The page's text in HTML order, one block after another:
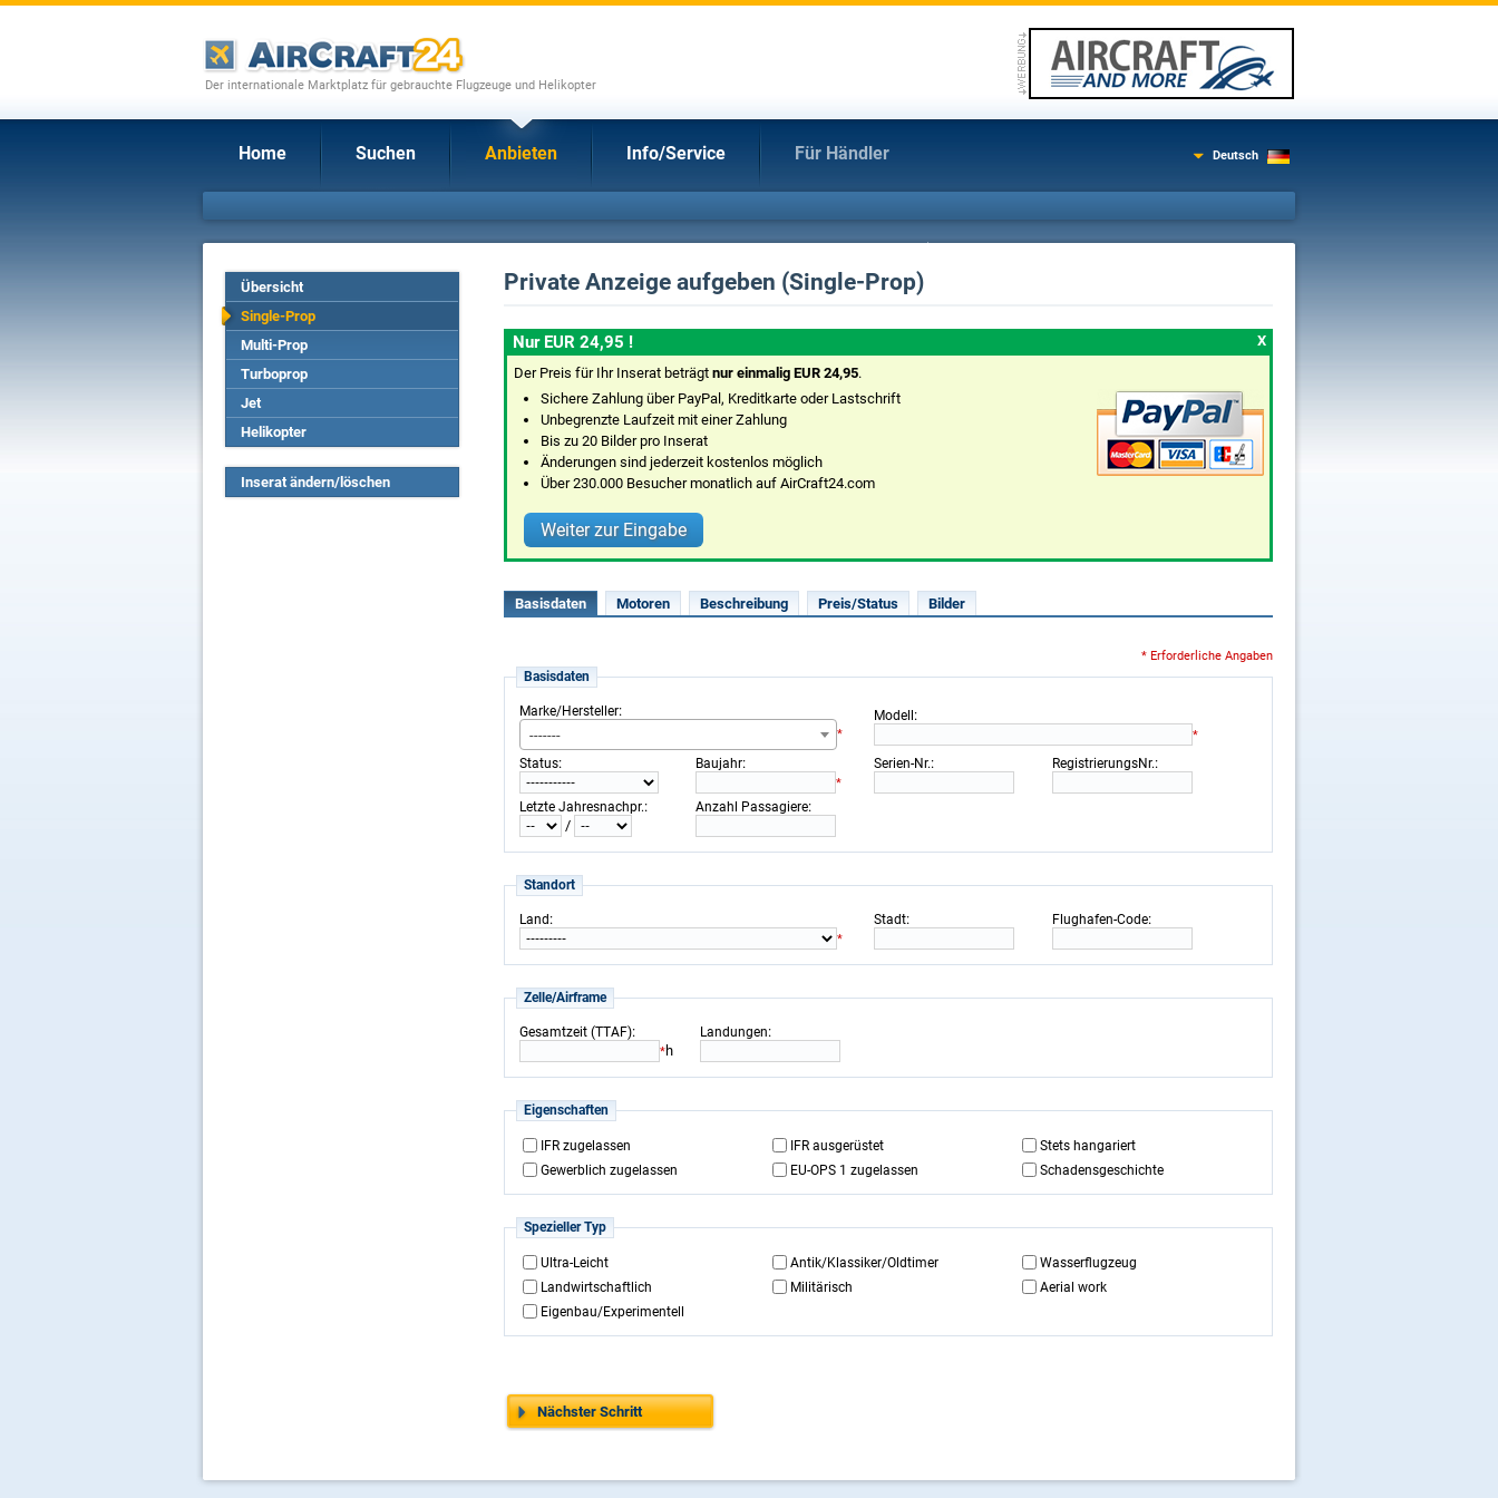
Der internationale Marktplatz für gebrauchte Flugzeuge und Helikopter
Home Suchen Anbieten Info/Service Für Händler Deutsch
Übersicht
Single-Prop
Multi-Prop
Turboprop
Jet
Helikopter
Inserat ändern/löschen
Private Anzeige aufgeben (Single-Prop)
X
Nur EUR 24,95 !
Der Preis für Ihr Inserat beträgt nur einmalig EUR 24,95.
Sichere Zahlung über PayPal, Kreditkarte oder Lastschrift
Unbegrenzte Laufzeit mit einer Zahlung
Bis zu 20 Bilder pro Inserat
Änderungen sind jederzeit kostenlos möglich
Über 230.000 Besucher monatlich auf AirCraft24.com
Weiter zur Eingabe
Basisdaten Motoren Beschreibung Preis/Status Bilder
* Erforderliche Angaben
Basisdaten
Marke/Hersteller:
-------
*
Modell :
*
Status: Baujahr:
*
Serien-Nr.: RegistrierungsNr.:
Letzte Jahresnachpr.:
/
Anzahl Passagiere:
Standort
Land :
*
Stadt: Flughafen-Code:
Zelle/Airframe
Gesamtzeit (TTAF):
*h
Landungen:
Eigenschaften
IFR zugelassen IFR ausgerüstet
Stets hangariert
Gewerblich zugelassen
EU-OPS 1 zugelassen Schadensgeschichte
Spezieller Typ
Ultra-Leicht Antik/Klassiker/Oldtimer
Wasserflugzeug
Landwirtschaftlich
Militärisch
Aerial work
Eigenbau/Experimentell
Nächster Schritt